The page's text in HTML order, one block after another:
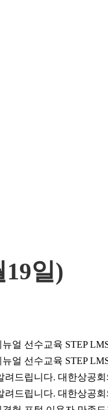
19일)
얼 선수교육 STEP
얼 선수교육 STEP
드립니다. 대한상공회
드립니다. 대한상공회